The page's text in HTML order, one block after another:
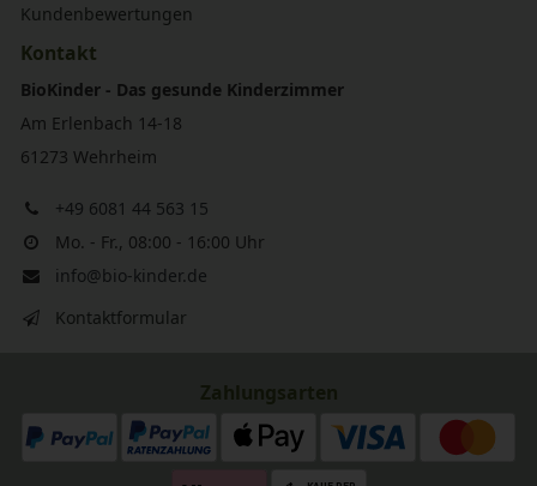
Kundenbewertungen
Kontakt
BioKinder - Das gesunde Kinderzimmer
Am Erlenbach 14-18
61273 Wehrheim
+49 6081 44 563 15
Mo. - Fr., 08:00 - 16:00 Uhr
info@bio-kinder.de
Kontaktformular
Zahlungsarten